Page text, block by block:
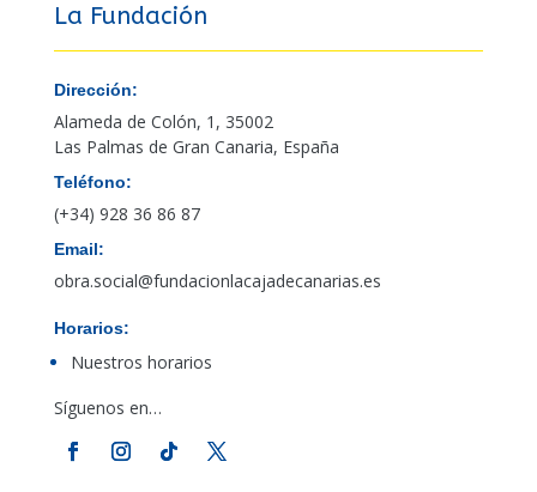
La Fundación
Dirección:
Alameda de Colón, 1, 35002
Las Palmas de Gran Canaria, España
Teléfono:
(+34) 928 36 86 87
Email:
obra.social@fundacionlacajadecanarias.es
Horarios:
Nuestros horarios
Síguenos en…